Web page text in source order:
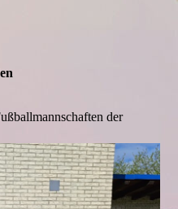
der